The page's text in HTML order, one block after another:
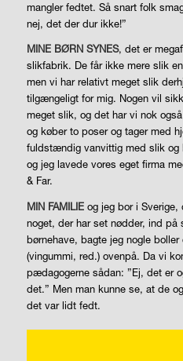
mangler fedtet. Så snart folk
nej, det der dur ikke!”
MINE BØRN SYNES, det er
slikfabrik. De får ikke mere slik
men vi har relativt meget slik
tilgængeligt for mig. Nogen vil
meget slik, og det har vi nok
og køber to poser og tager med
fuldstændig vanvittig med slik
og jeg lavede vores eget firma
& Far.
MIN FAMILIEog jeg bor i Sverige,
noget, der har set nødder, ind på
børnehave, bagte jeg nogle boller
(vingummi, red.) ovenpå. Da vi
pædagogerne sådan: ”Ej, det er
det.” Men man kunne se, at de
det var lidt fedt.